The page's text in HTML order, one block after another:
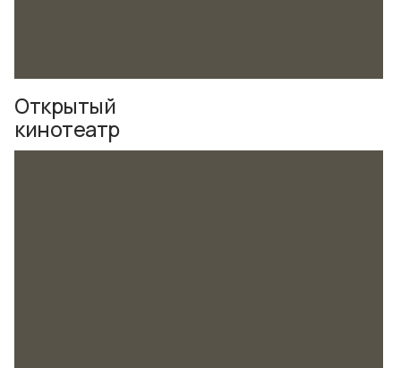
Открытый
кинотеатр